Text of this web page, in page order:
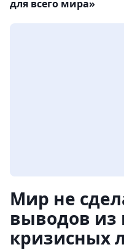
для всего мира»
Мир не
выводов
кризисных